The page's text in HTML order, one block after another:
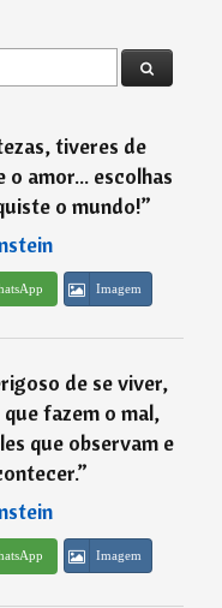
tiveres de
amor... escolhas
o mundo!”
Imagem
de se viver,
fazem o mal,
que observam e
”
Imagem